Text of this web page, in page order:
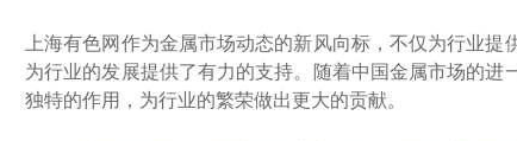
上海有色网作为金属市场动态的新风向标，不仅为行业提
为行业的发展提供了有力的支持。随着中国金属市场的进
独特的作用，为行业的繁荣做出更大的贡献。